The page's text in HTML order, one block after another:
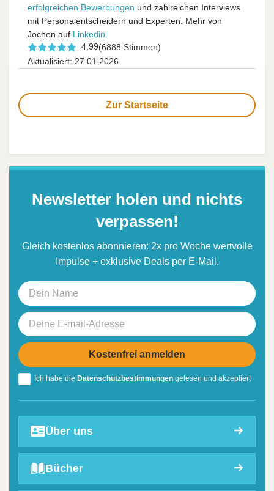
erfolgreichen Bewerbungen und zahlreichen Interviews
mit Personalentscheidern und Experten. Mehr von
Jochen auf Linkedin
4,99(6888 Stimmen)
Aktualisiert: 27.01.2026
Zur Startseite
Newsletter holen und nichts
verpassen!
Gleich kostenlos abonnieren: 2x pro Woche wertvolle
Impulse + exklusive Deals per E-Mail.
Ich habe die Datenschutzbestimmungen gelesen und akzeptiert
Über uns
Bücher